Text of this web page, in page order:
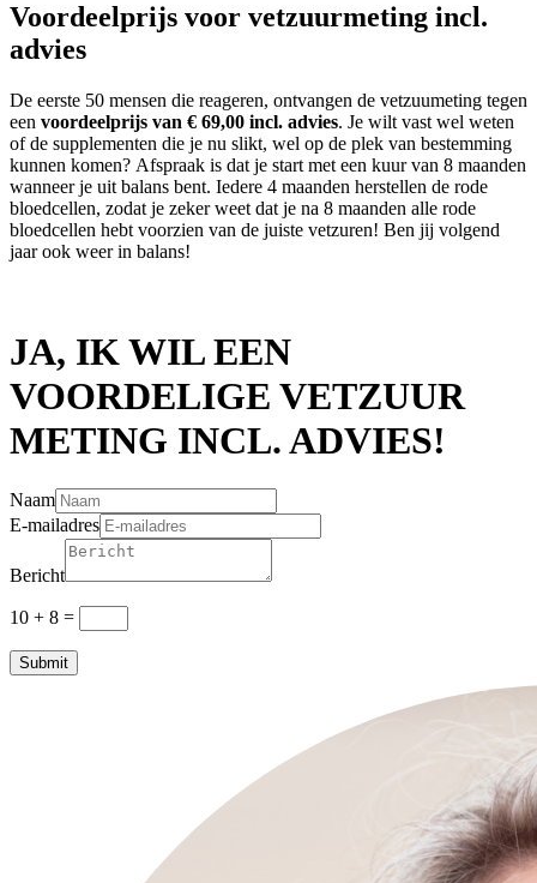
Voordeelprijs voor vetzuurmeting incl.
advies
De eerste 50 mensen die reageren, ontvangen de vetzuumeting tegen
een voordeelprijs van € 69,00 incl. advies. Je wilt vast wel weten
of de supplementen die je nu slikt, wel op de plek van bestemming
kunnen komen? Afspraak is dat je start met een kuur van 8 maanden
wanneer je uit balans bent. Iedere 4 maanden herstellen de rode
bloedcellen, zodat je zeker weet dat je na 8 maanden alle rode
bloedcellen hebt voorzien van de juiste vetzuren! Ben jij volgend
jaar ook weer in balans!
JA, IK WIL EEN
VOORDELIGE VETZUUR
METING INCL. ADVIES!
Naam
E-mailadres
Bericht
10 + 8 =
Submit